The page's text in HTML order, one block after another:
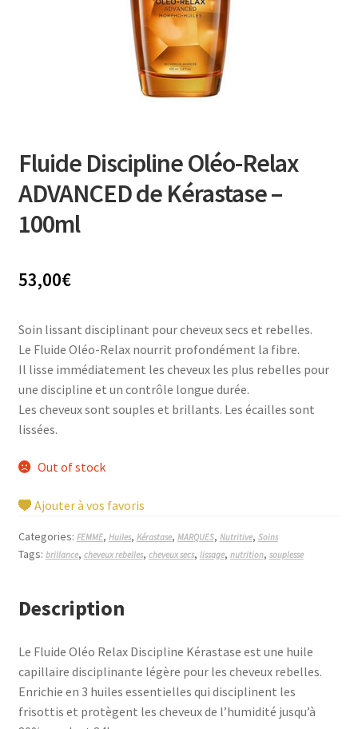
Fluide Discipline Oléo-Relax
ADVANCED de Kérastase –
100ml
53,00€
Soin lissant disciplinant pour cheveux secs et rebelles.
Le Fluide Oléo-Relax nourrit profondément la fibre.
Il lisse immédiatement les cheveux les plus rebelles pour
une discipline et un contrôle longue durée.
Les cheveux sont souples et brillants. Les écailles sont
lissées.
Out of stock
Ajouter à vos favoris
Categories: FEMME, Huiles, Kérastase, MARQUES, Nutritive, Soins
Tags: brillance, cheveux rebelles, cheveux secs, lissage, nutrition, souplesse
Description
Le Fluide Oléo Relax Discipline Kérastase est une huile
capillaire disciplinante légère pour les cheveux rebelles.
Enrichie en 3 huiles essentielles qui disciplinent les
frisottis et protègent les cheveux de l’humidité jusqu’à